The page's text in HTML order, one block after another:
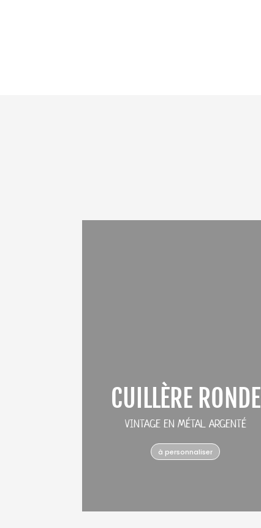
CUILLÈRE RONDE
VINTAGE EN MÉTAL ARGENTÉ
à personnaliser